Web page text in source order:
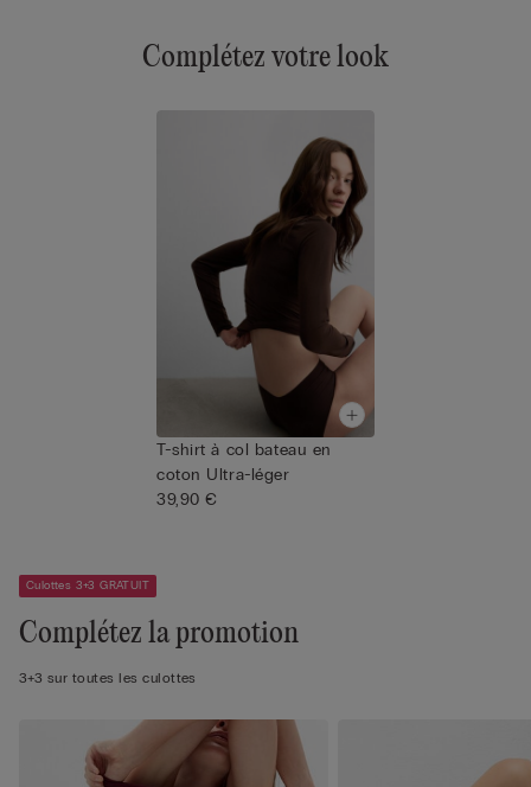
Complétez votre look
T-shirt à col bateau en
coton Ultra-léger
39,90 €
Culottes 3+3 GRATUIT
Complétez la promotion
3+3 sur toutes les culottes